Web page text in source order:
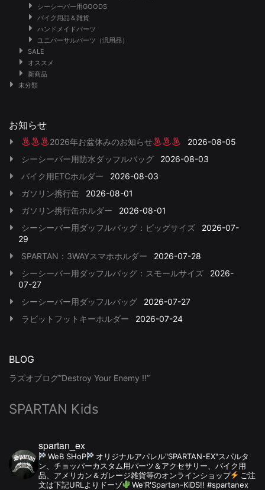
シーシーバー用GOODS
バイク用品＆雑貨
ハンドメイドパーツ
ユニバーサルパーツ（汎用品）
SALE
オススメ
新商品
未分類
お知らせ
2026年お盆休みのお知らせ
2026-08-05
シーシーバー用防水ダッフルバッグ
2026-08-03
バイク用ETCホルダー
2026-08-03
ガソリン携行缶
2026-08-01
ガソリン携行缶ホルダー
2026-08-01
シーシーバー用ダッフルバッグ：ビッグサイズ
2026-07-
29
SPARTAN：3WAYスマホホルダー
2026-07-28
シーシーバー用ダッフルバッグ：スモールサイズ
2026-
07-27
シーシーバー用ダッフルバッグ
2026-07-27
ラビットフットキーホルダー
2026-07-24
BLOG
ラズオブログ”Destroy Your Enemy !!”
SPARTAN Kids
spartan_ex
WeB SHoP
オリジナルアパレル"SPARTAN-EX"スパルタ
ン、チョッパーカスタム用パーツ＆アクセサリー、バイク用
品、アメリカン＆ガレージ雑貨等のオンラインショップ
ご注
文は下記URLよりドーゾ
We'R'Spartan-KiDS!! #spartanex